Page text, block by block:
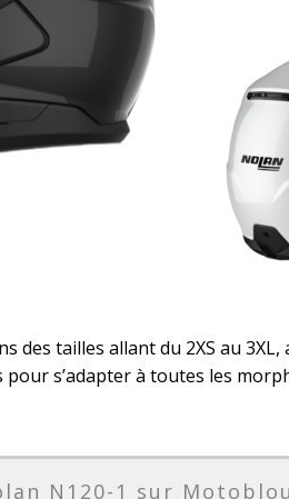
des tailles allant du 2XS au 3XL,
s’adapter à toutes les
N120-1 sur